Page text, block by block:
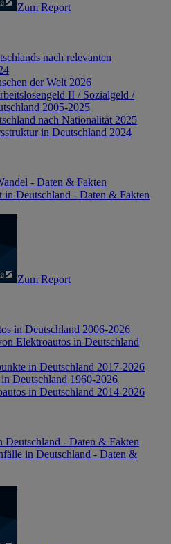
Zum Report
nach relevanten
der Welt 2026
II / Sozialgeld /
2005-2025
nach Nationalität 2025
in Deutschland 2024
- Daten & Fakten
in Deutschland - Daten & Fakten
Zum Report
in Deutschland 2006-2026
Elektroautos in Deutschland
in Deutschland 2017-2026
Deutschland 1960-2026
in Deutschland 2014-2026
Deutschland - Daten & Fakten
in Deutschland - Daten &